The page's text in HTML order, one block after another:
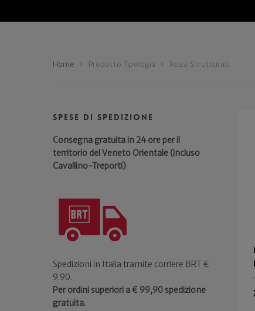
Home Prodotto Tipologia Rossi Strutturati
Spese di spedizione
Consegna gratuita in 24 ore per il
territorio del Veneto Orientale (incluso
Cavallino-Treporti)
Spedizioni in Italia tramite corriere BRT €
9.90.
Per ordini superiori a € 99,90 spedizione
gratuita.